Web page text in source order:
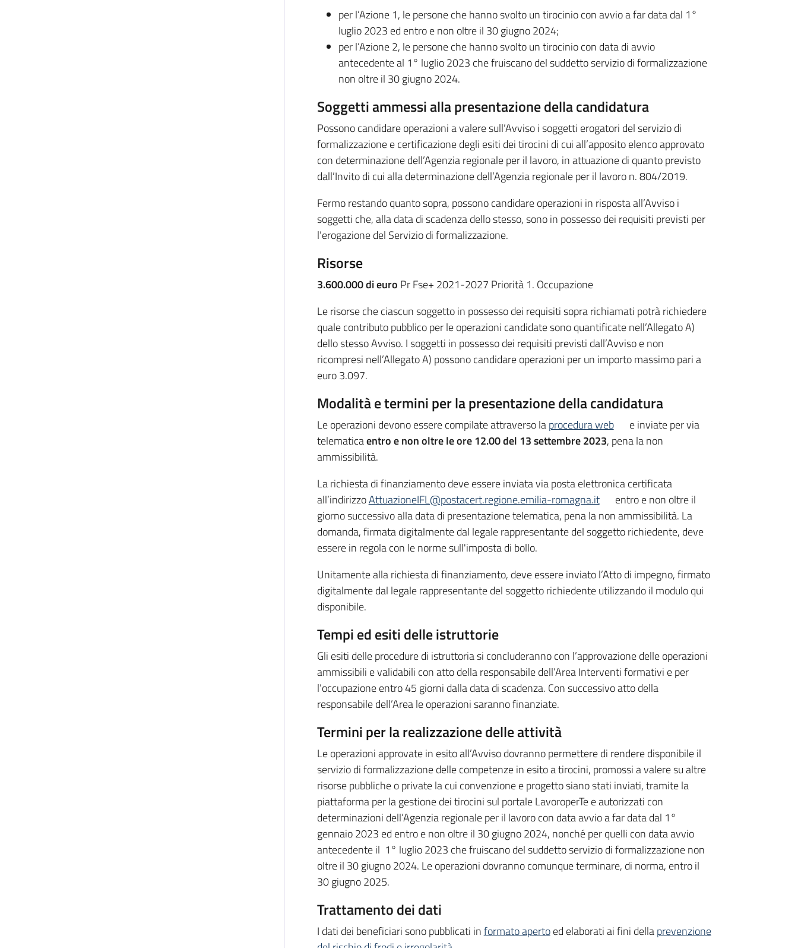
per l’Azione 1, le persone che hanno svolto un tirocinio con avvio a far data dal 1°
luglio 2023 ed entro e non oltre il 30 giugno 2024;
per l’Azione 2, le persone che hanno svolto un tirocinio con data di avvio
antecedente al 1° luglio 2023 che fruiscano del suddetto servizio di formalizzazione
non oltre il 30 giugno 2024.
Soggetti ammessi alla presentazione della candidatura
Possono candidare operazioni a valere sull’Avviso i soggetti erogatori del servizio di
formalizzazione e certificazione degli esiti dei tirocini di cui all’apposito elenco approvato
con determinazione dell’Agenzia regionale per il lavoro, in attuazione di quanto previsto
dall’Invito di cui alla determinazione dell’Agenzia regionale per il lavoro n. 804/2019.
Fermo restando quanto sopra, possono candidare operazioni in risposta all’Avviso i
soggetti che, alla data di scadenza dello stesso, sono in possesso dei requisiti previsti per
l’erogazione del Servizio di formalizzazione.
Risorse
3.600.000 di euro Pr Fse+ 2021-2027 Priorità 1. Occupazione
Le risorse che ciascun soggetto in possesso dei requisiti sopra richiamati potrà richiedere
quale contributo pubblico per le operazioni candidate sono quantificate nell’Allegato A)
dello stesso Avviso. I soggetti in possesso dei requisiti previsti dall’Avviso e non
ricompresi nell’Allegato A) possono candidare operazioni per un importo massimo pari a
euro 3.097.
Modalità e termini per la presentazione della candidatura
Le operazioni devono essere compilate attraverso laprocedura web
e inviate per via
telematicaentro e non oltre le ore 12.00 del 13 settembre 2023, pena la non
ammissibilità.
La richiesta di finanziamento deve essere inviata via posta elettronica certificata
all’indirizzoAttuazioneIFL@postacert.regione.emilia-romagna.it
entro e non oltre il
giorno successivo alla data di presentazione telematica, pena la non ammissibilità. La
domanda, firmata digitalmente dal legale rappresentante del soggetto richiedente, deve
essere in regola con le norme sull'imposta di bollo.
Unitamente alla richiesta di finanziamento, deve essere inviato l’Atto di impegno, firmato
digitalmente dal legale rappresentante del soggetto richiedente utilizzando il modulo qui
disponibile.
Tempi ed esiti delle istruttorie
Gli esiti delle procedure di istruttoria si concluderanno con l’approvazione delle operazioni
ammissibili e validabili con atto della responsabile dell’Area Interventi formativi e per
l’occupazione entro 45 giorni dalla data di scadenza. Con successivo atto della
responsabile dell’Area le operazioni saranno finanziate.
Termini per la realizzazione delle attività
Le operazioni approvate in esito all’Avviso dovranno permettere di rendere disponibile il
servizio di formalizzazione delle competenze in esito a tirocini, promossi a valere su altre
risorse pubbliche o private la cui convenzione e progetto siano stati inviati, tramite la
piattaforma per la gestione dei tirocini sul portale LavoroperTe e autorizzati con
determinazioni dell’Agenzia regionale per il lavoro con data avvio a far data dal 1°
gennaio 2023 ed entro e non oltre il 30 giugno 2024, nonché per quelli con data avvio
antecedente il 1° luglio 2023 che fruiscano del suddetto servizio di formalizzazione non
oltre il 30 giugno 2024. Le operazioni dovranno comunque terminare, di norma, entro il
30 giugno 2025.
Trattamento dei dati
I dati dei beneficiari sono pubblicati informato apertoed elaborati ai fini dellaprevenzione